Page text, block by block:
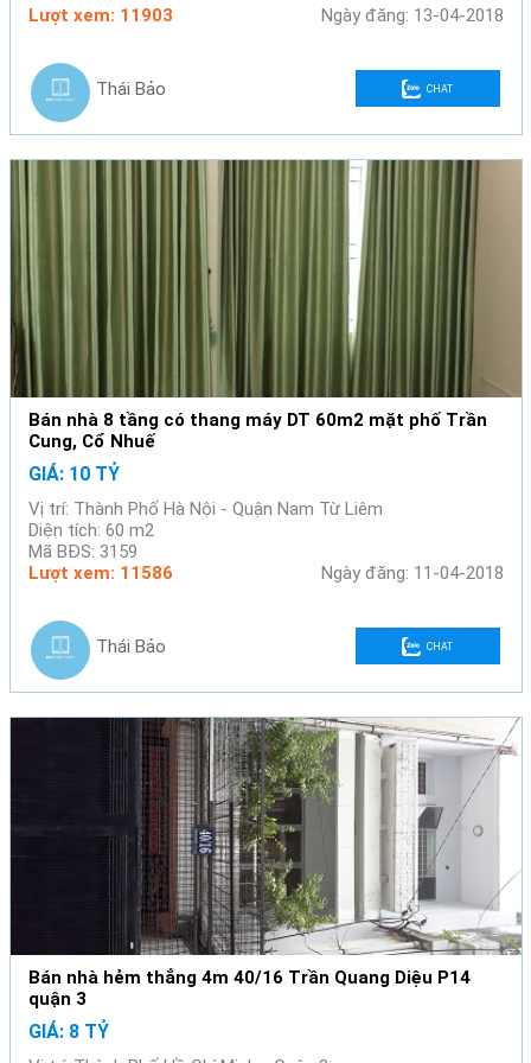
Lượt xem: 11903
Ngày đăng: 13-04-2018
Thái Bảo CHAT
Bán nhà 8 tầng có thang máy DT 60m2 mặt phố Trần
Cung, Cổ Nhuế
GIÁ: 10 TỶ
Vị trí: Thành Phố Hà Nội - Quận Nam Từ Liêm
Diện tích: 60 m2
Mã BĐS: 3159
Lượt xem: 11586
Ngày đăng: 11-04-2018
Thái Bảo CHAT
Bán nhà hẻm thẳng 4m 40/16 Trần Quang Diệu P14
quận 3
GIÁ: 8 TỶ